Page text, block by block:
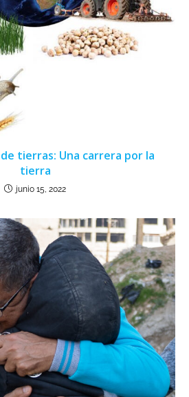
tierras: Una carrera por la
tierra
junio 15, 2022